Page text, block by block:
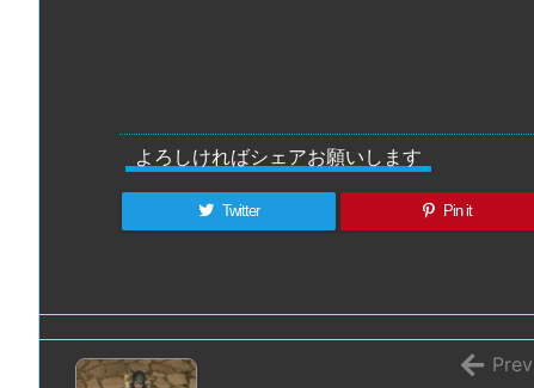
よろしければシェアお願いします
Twitter Pin it
Prev